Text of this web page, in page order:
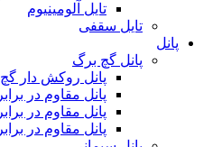
تایل آلومینیوم
تایل سقفی
پانل
پانل گچ برگ
پانل روکش دار گچ
پانل مقاوم در برابر
پانل مقاوم در
پانل مقاوم در